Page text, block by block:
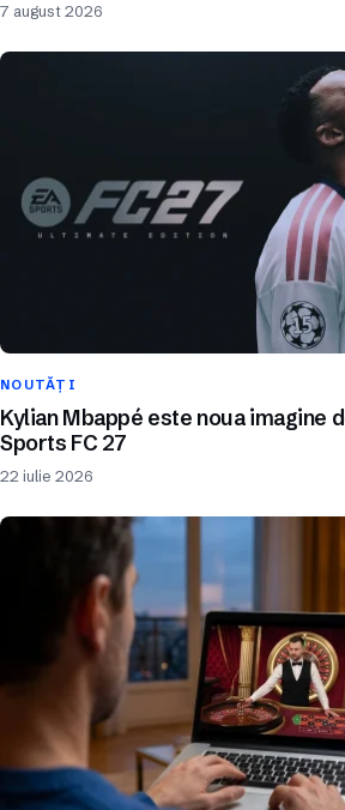
7 august 2026
NOUTĂȚI
Kylian Mbappé este noua imagine
Sports FC 27
22 iulie 2026